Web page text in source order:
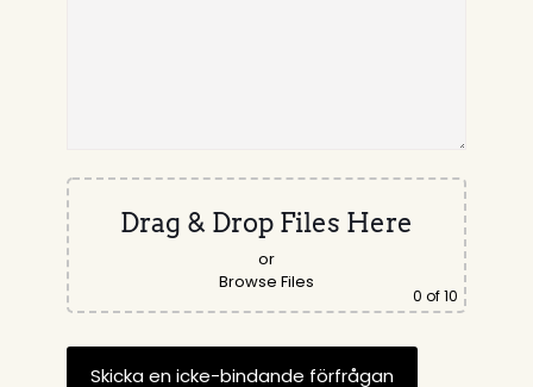
Drag & Drop Files Here
or
Browse Files
0 of 10